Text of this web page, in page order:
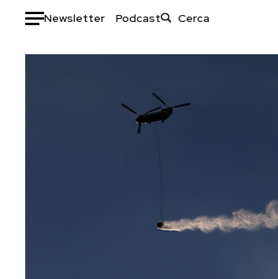
Newsletter Podcast
Auto
Ok Boomer!